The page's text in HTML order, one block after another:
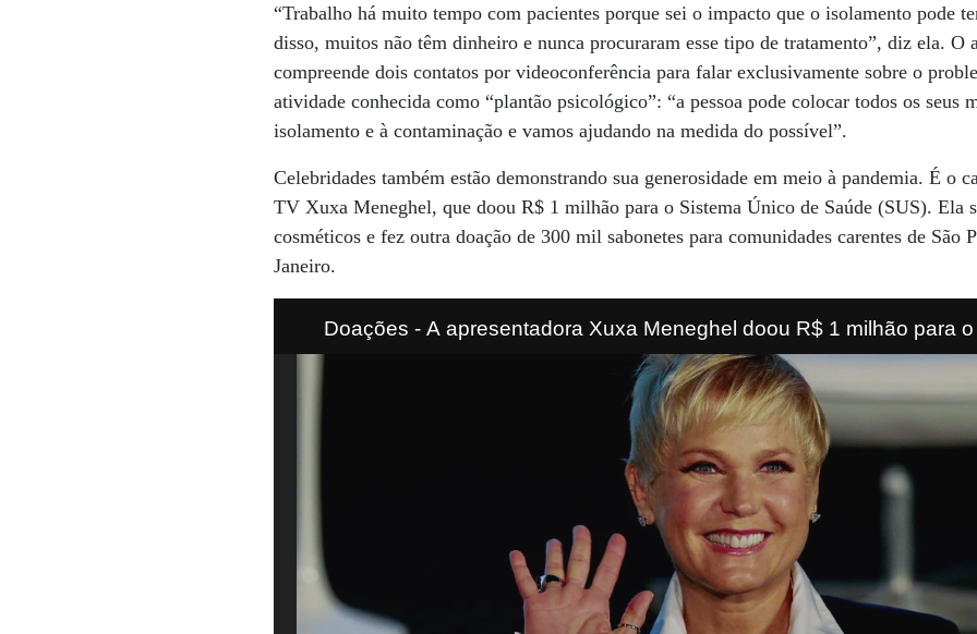
“Trabalho há muito tempo com pacientes porque sei o impacto que o isolamento pode
disso, muitos não têm dinheiro e nunca procuraram esse tipo de tratamento”, diz ela. O
compreende dois contatos por videoconferência para falar exclusivamente sobre o
atividade conhecida como “plantão psicológico”: “a pessoa pode colocar todos os seus
isolamento e à contaminação e vamos ajudando na medida do possível”.
Celebridades também estão demonstrando sua generosidade em meio à pandemia. É o
TV Xuxa Meneghel, que doou R$ 1 milhão para o Sistema Único de Saúde (SUS). Ela
cosméticos e fez outra doação de 300 mil sabonetes para comunidades carentes de São
Janeiro.
Doações - A apresentadora Xuxa Meneghel doou R$ 1 milhão para o SUS e 300 mil
sabonetes para comunidades carentes de São Paulo e do Rio